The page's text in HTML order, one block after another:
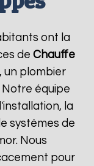
ont la
de Chauffe
, un plombier
équipe
la
systèmes de
Nous
pour